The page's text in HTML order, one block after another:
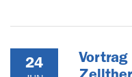
24
Vortrag